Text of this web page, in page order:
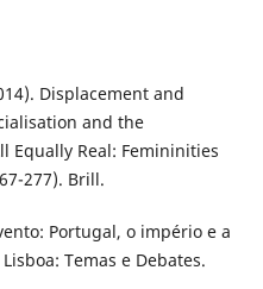
Displacement and
and the
Equally Real: Femininities
277). Brill.
Portugal, o império e a
Temas e Debates.